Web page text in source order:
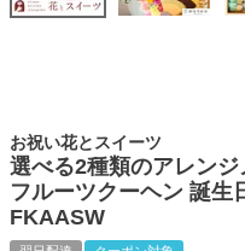
お祝い花とスイーツ
選べる2種類のアレン
フルーツクーヘン 誕生
FKAASW